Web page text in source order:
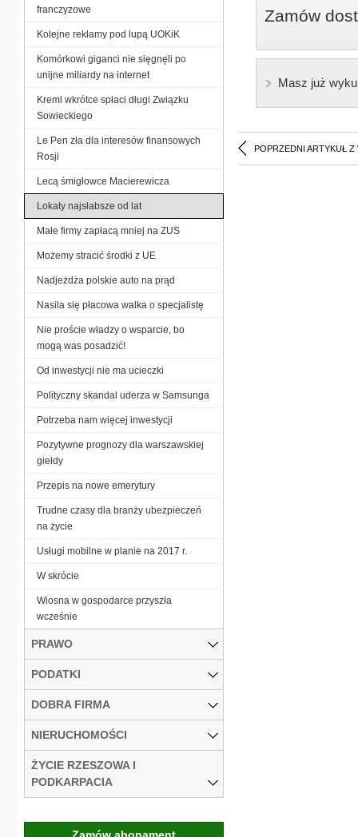
Zamów
Masz już
POPRZEDNI ARTYKUŁ Z
franczyzowe
Kolejne reklamy pod lupą UOKiK
Komórkowi giganci nie sięgnęli po
unijne miliardy na internet
Kreml wkrótce spłaci długi Związku
Sowieckiego
Le Pen zła dla interesów finansowych
Rosji
Lecą śmigłowce Macierewicza
Lokaty najsłabsze od lat
Małe firmy zapłacą mniej na ZUS
Możemy stracić środki z UE
Nadjeżdża polskie auto na prąd
Nasila się płacowa walka o specjalistę
Nie proście władzy o wsparcie, bo
mogą was posadzić!
Od inwestycji nie ma ucieczki
Polityczny skandal uderza w Samsunga
Potrzeba nam więcej inwestycji
Pozytywne prognozy dla warszawskiej
giełdy
Przepis na nowe emerytury
Trudne czasy dla branży ubezpieczeń
na życie
Usługi mobilne w planie na 2017 r.
W skrócie
Wiosna w gospodarce przyszła
wcześnie
PRAWO
PODATKI
DOBRA FIRMA
NIERUCHOMOŚCI
ŻYCIE RZESZOWA I
PODKARPACIA
Zamów abonament